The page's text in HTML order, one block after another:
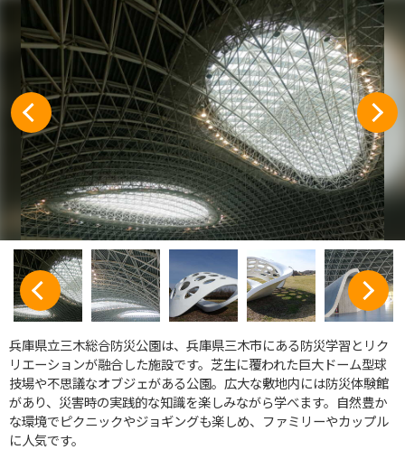
兵庫県立三木総合防災公園は、兵庫県三木市にある防災学習とリク
リエーションが融合した施設です。芝生に覆われた巨大ドーム型球
技場や不思議なオブジェがある公園。広大な敷地内には防災体験館
があり、災害時の実践的な知識を楽しみながら学べます。自然豊か
な環境でピクニックやジョギングも楽しめ、ファミリーやカップル
に人気です。